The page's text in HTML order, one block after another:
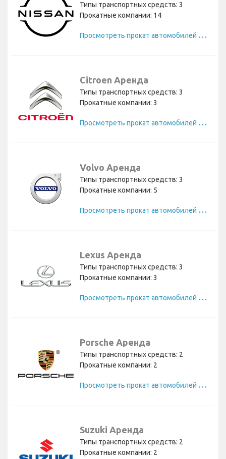
Типы транспортных средств: 3
Прокатные компании: 14
П
росмотреть прокат автомобилей Nissan
Citroen Аренда
Типы транспортных средств: 3
Прокатные компании: 3
П
росмотреть прокат автомобилей Citroen
Volvo Аренда
Типы транспортных средств: 3
Прокатные компании: 5
П
росмотреть прокат автомобилей Volvo
Lexus Аренда
Типы транспортных средств: 3
Прокатные компании: 3
П
росмотреть прокат автомобилей Lexus
Porsche Аренда
Типы транспортных средств: 2
Прокатные компании: 2
П
росмотреть прокат автомобилей Porsche
Suzuki Аренда
Типы транспортных средств: 2
Прокатные компании: 2